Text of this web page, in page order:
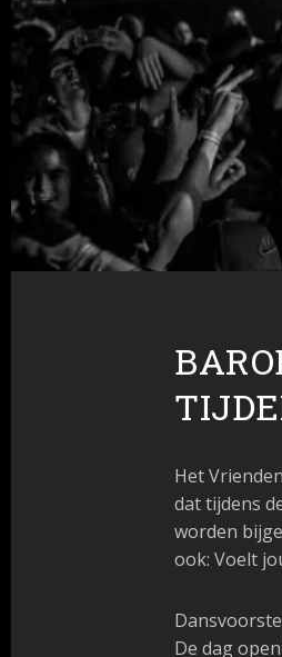
Het
dat tijdens
worden
ook: Voelt
De dag